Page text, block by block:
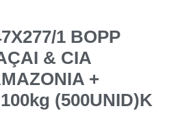
1 BOPP
& CIA
+
(500UNID)K